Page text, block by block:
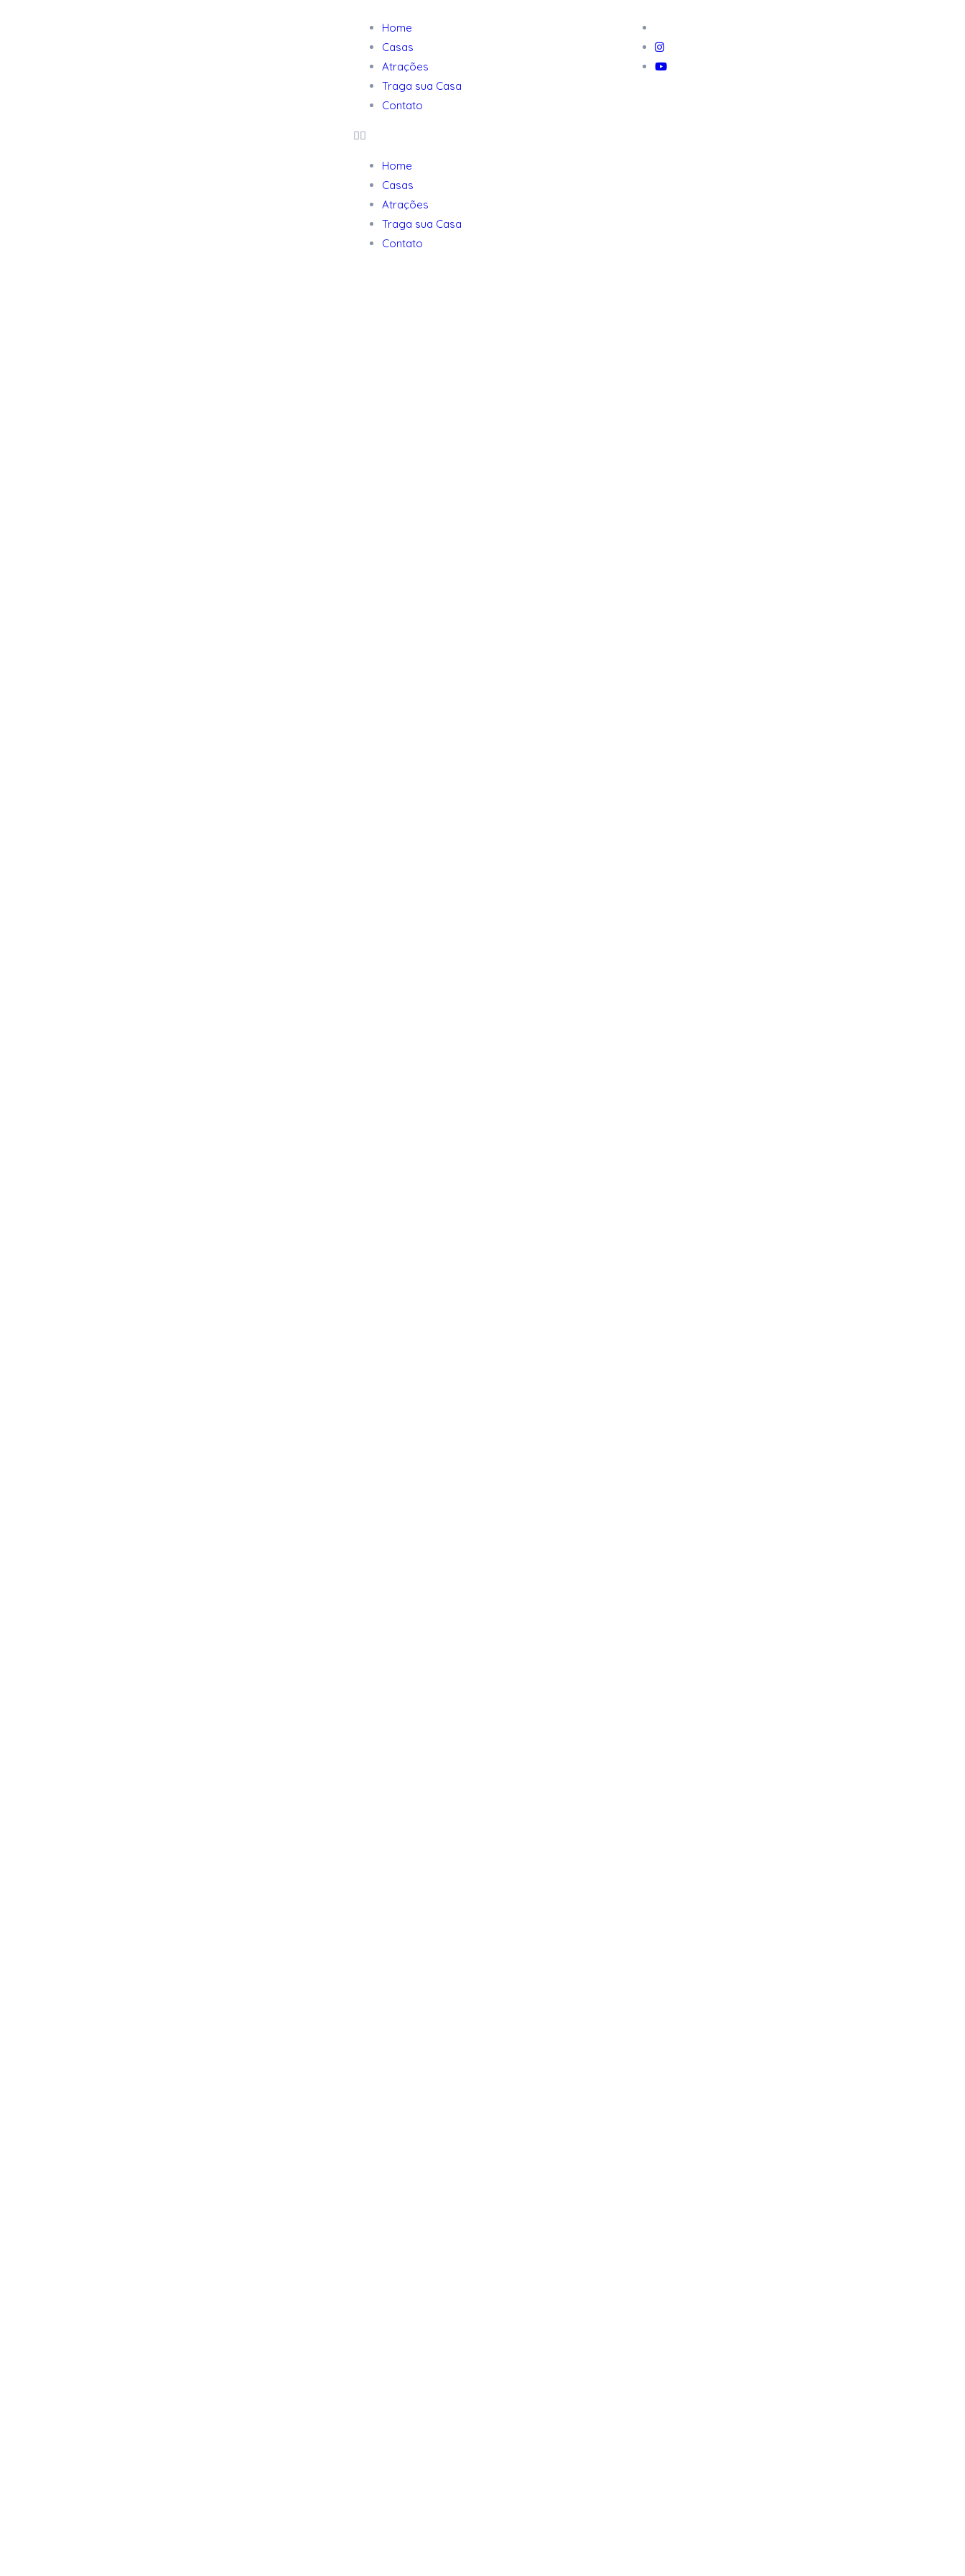
Home
Casas
Atrações
Traga sua Casa
Contato
Home
Casas
Atrações
Traga sua Casa
Contato